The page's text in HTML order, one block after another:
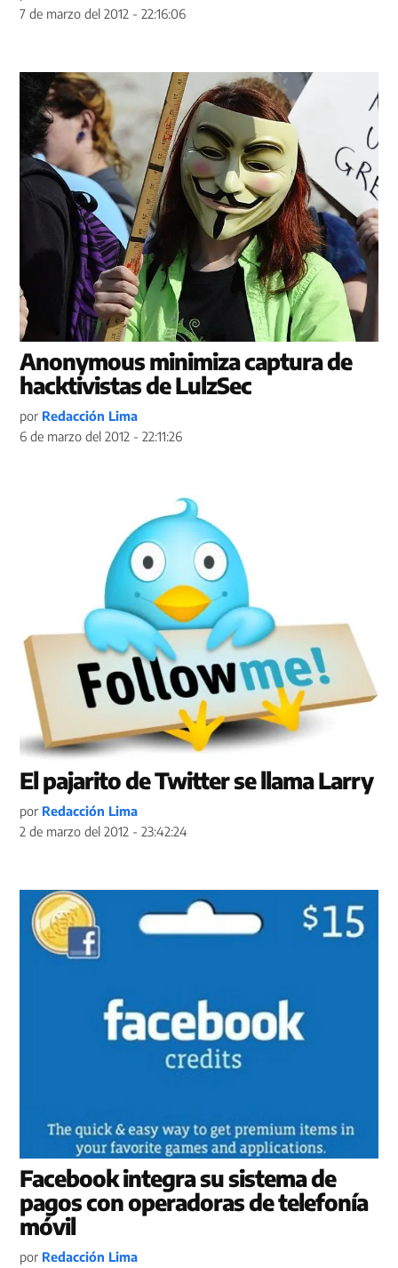
7 de marzo del 2012 - 22:16:06
Anonymous minimiza captura de
hacktivistas de LulzSec
por Redacción Lima
6 de marzo del 2012 - 22:11:26
El pajarito de Twitter se llama Larry
por Redacción Lima
2 de marzo del 2012 - 23:42:24
Facebook integra su sistema de
pagos con operadoras de telefonía
móvil
por Redacción Lima